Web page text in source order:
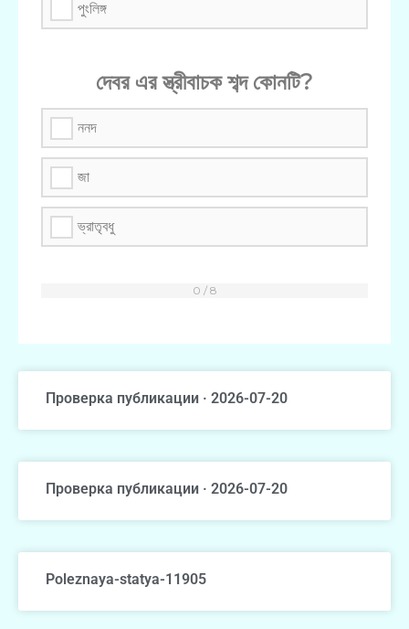
পুংলিঙ্গ
দেবর এর স্ত্রীবাচক শব্দ কোনটি?
ননদ
জা
ভ্রাতৃবধু
Проверка публикации · 2026-07-20
Проверка публикации · 2026-07-20
Poleznaya-statya-11905